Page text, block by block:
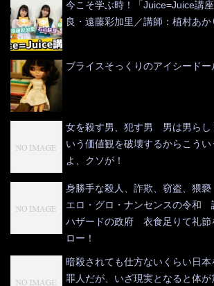
今こそ学ぶ時！「Juice=Juice講
良・遠藤彩加里／講師：植村あか
ブライスそっくりのアイシードー
女を殺す男、犯す男 男は男らし
いう価値観を破壊するからこう
よ、クソが！
身勝手な殺人、詐欺、窃盗、猥
エロ・グロ・ナンセンスの令和
ハザードの政府 衣食足りて礼節
ロー！
暗殺されても仕方ないくらい日
罪人だが、いざ現実となると体